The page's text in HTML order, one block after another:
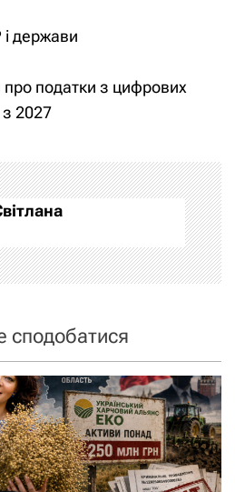
і держави
податки з цифрових
2027